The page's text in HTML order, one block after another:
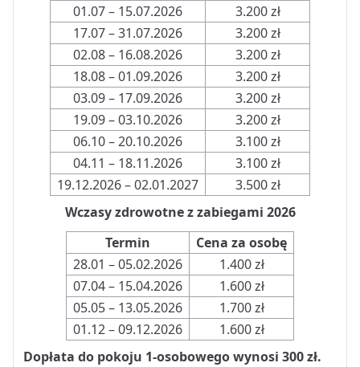
01.07 – 15.07.2026
3.200 zł
17.07 – 31.07.2026
3.200 zł
02.08 – 16.08.2026
3.200 zł
18.08 – 01.09.2026
3.200 zł
03.09 – 17.09.2026
3.200 zł
19.09 – 03.10.2026
3.200 zł
06.10 – 20.10.2026
3.100 zł
04.11 – 18.11.2026
3.100 zł
19.12.2026 – 02.01.2027
3.500 zł
Wczasy zdrowotne z zabiegami 2026
Termin
Cena za osobę
28.01 – 05.02.2026
1.400 zł
07.04 – 15.04.2026
1.600 zł
05.05 – 13.05.2026
1.700 zł
01.12 – 09.12.2026
1.600 zł
Dopłata do pokoju 1-osobowego wynosi 300 zł.